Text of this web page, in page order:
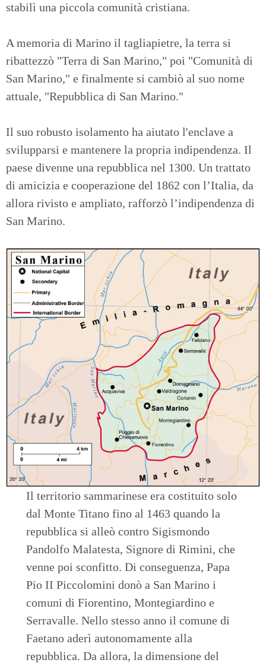
stabilì una piccola comunità cristiana.
A memoria di Marino il tagliapietre, la terra si
ribattezzò "Terra di San Marino," poi "Comunità di
San Marino," e finalmente si cambiò al suo nome
attuale, "Repubblica di San Marino."
Il suo robusto isolamento ha aiutato l'enclave a
svilupparsi e mantenere la propria indipendenza. Il
paese divenne una repubblica nel 1300. Un trattato
di amicizia e cooperazione del 1862 con l’Italia, da
allora rivisto e ampliato, rafforzò l’indipendenza di
San Marino.
Il territorio sammarinese era costituito solo
dal Monte Titano fino al 1463 quando la
repubblica si alleò contro Sigismondo
Pandolfo Malatesta, Signore di Rimini, che
venne poi sconfitto. Di conseguenza, Papa
Pio II Piccolomini donò a San Marino i
comuni di Fiorentino, Montegiardino e
Serravalle. Nello stesso anno il comune di
Faetano aderì autonomamente alla
repubblica. Da allora, la dimensione del